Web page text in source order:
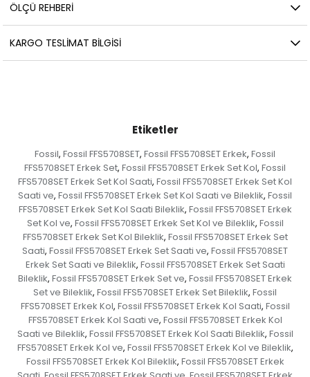
ÖLÇÜ REHBERI
KARGO TESLIMAT BILGISI
Etiketler
Fossil, Fossil FFS5708SET, Fossil FFS5708SET Erkek, Fossil
FFS5708SET Erkek Set, Fossil FFS5708SET Erkek Set Kol, Fossil
FFS5708SET Erkek Set Kol Saati, Fossil FFS5708SET Erkek Set Kol
Saati ve, Fossil FFS5708SET Erkek Set Kol Saati ve Bileklik, Fossil
FFS5708SET Erkek Set Kol Saati Bileklik, Fossil FFS5708SET Erkek
Set Kol ve, Fossil FFS5708SET Erkek Set Kol ve Bileklik, Fossil
FFS5708SET Erkek Set Kol Bileklik, Fossil FFS5708SET Erkek Set
Saati, Fossil FFS5708SET Erkek Set Saati ve, Fossil FFS5708SET
Erkek Set Saati ve Bileklik, Fossil FFS5708SET Erkek Set Saati
Bileklik, Fossil FFS5708SET Erkek Set ve, Fossil FFS5708SET Erkek
Set ve Bileklik, Fossil FFS5708SET Erkek Set Bileklik, Fossil
FFS5708SET Erkek Kol, Fossil FFS5708SET Erkek Kol Saati, Fossil
FFS5708SET Erkek Kol Saati ve, Fossil FFS5708SET Erkek Kol
Saati ve Bileklik, Fossil FFS5708SET Erkek Kol Saati Bileklik, Fossil
FFS5708SET Erkek Kol ve, Fossil FFS5708SET Erkek Kol ve Bileklik,
Fossil FFS5708SET Erkek Kol Bileklik, Fossil FFS5708SET Erkek